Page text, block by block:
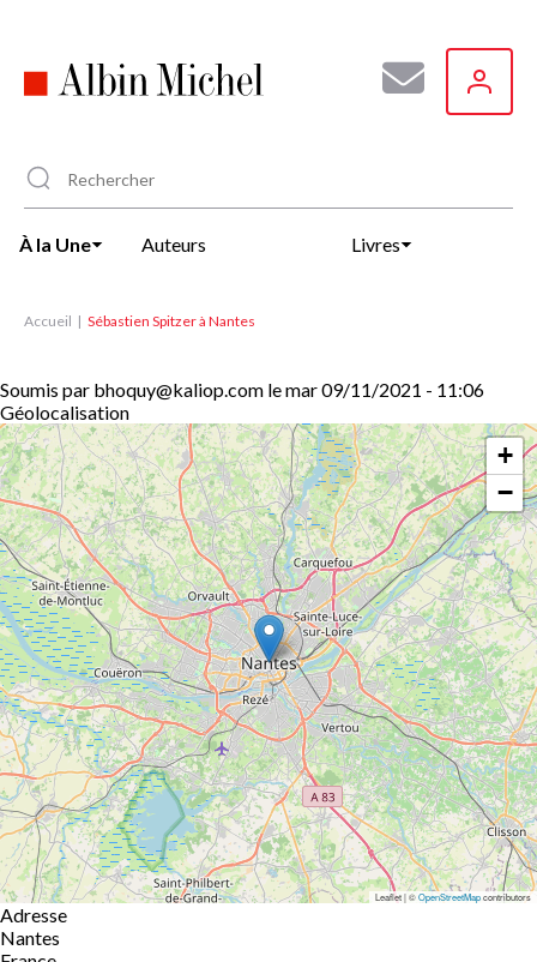
principal
À la Une Auteurs Livres
Accueil Sébastien Spitzer à Nantes
Soumis par bhoquy@kaliop.com lemar 09/11/2021 - 11:06
Géolocalisation
+
−
Leaflet | ©OpenStreetMapcontributors
Adresse
Nantes